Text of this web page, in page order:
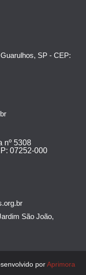
SP - CEP:
nº 5308
07252-000
São João,
porAprimora